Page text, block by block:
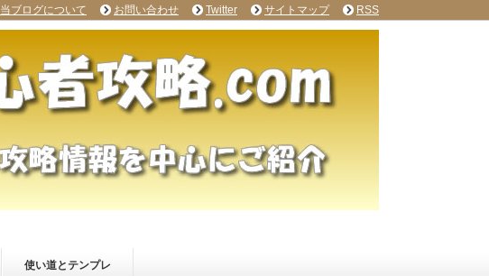
使い道とテンプレ
当ブログについて お問い合わせ Twitter サイトマップ RSS